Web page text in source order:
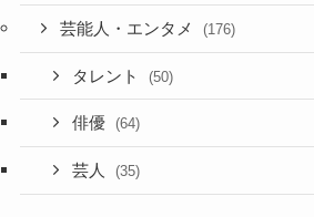
芸能人・エンタメ (176)
タレント (50)
俳優 (64)
芸人 (35)